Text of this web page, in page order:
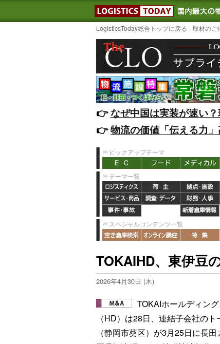
LogisticsToday総合トップに戻る 取材のご
👉️なぜ中国は実装が速い
👉️物流の価値「伝える力
ピックアップテーマ
テーマ一覧
スペシャルコンテンツ一覧
TOKAIHD、東伊豆
2026年4月30日 (木)
TOKAIホールディン
（HD）は28日、連結子会社のト
（静岡市葵区）が3月25日に長